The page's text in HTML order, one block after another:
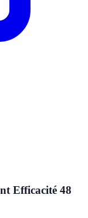
Efficacité 48